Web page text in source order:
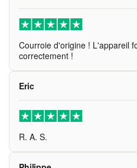
Courroie d'origine ! L'appareil
correctement !
Eric
R. A. S.